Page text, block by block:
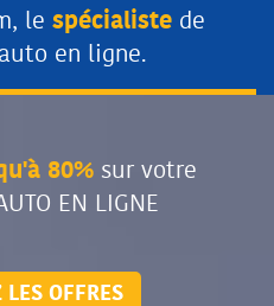
le spécialiste de
en ligne.
80% sur votre
EN LIGNE
OFFRES